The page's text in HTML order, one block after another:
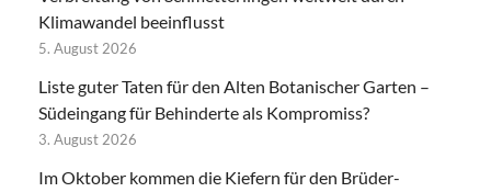
Klimawandel beeinflusst
5. August 2026
Liste guter Taten für den Alten Botanischer Garten –
Südeingang für Behinderte als Kompromiss?
3. August 2026
Im Oktober kommen die Kiefern für den Brüder-